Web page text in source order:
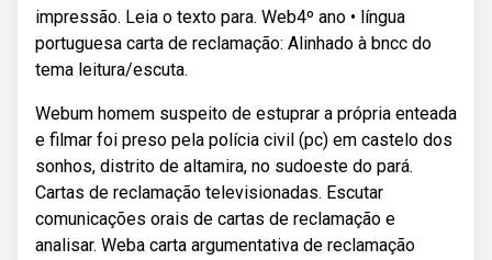
impressão. Leia o texto para. Web4º ano • língua
portuguesa carta de reclamação: Alinhado à bncc do
tema leitura/escuta.
Webum homem suspeito de estuprar a própria enteada
e filmar foi preso pela polícia civil (pc) em castelo dos
sonhos, distrito de altamira, no sudoeste do pará.
Cartas de reclamação televisionadas. Escutar
comunicações orais de cartas de reclamação e
analisar. Weba carta argumentativa de reclamação